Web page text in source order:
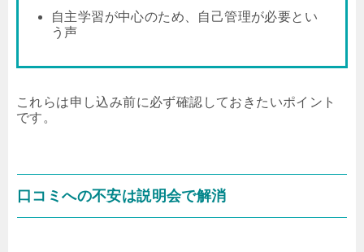
自主学習が中心のため、自己管理が必要とい
う声
これらは申し込み前に必ず確認しておきたいポイント
です。
口コミへの不安は説明会で解消